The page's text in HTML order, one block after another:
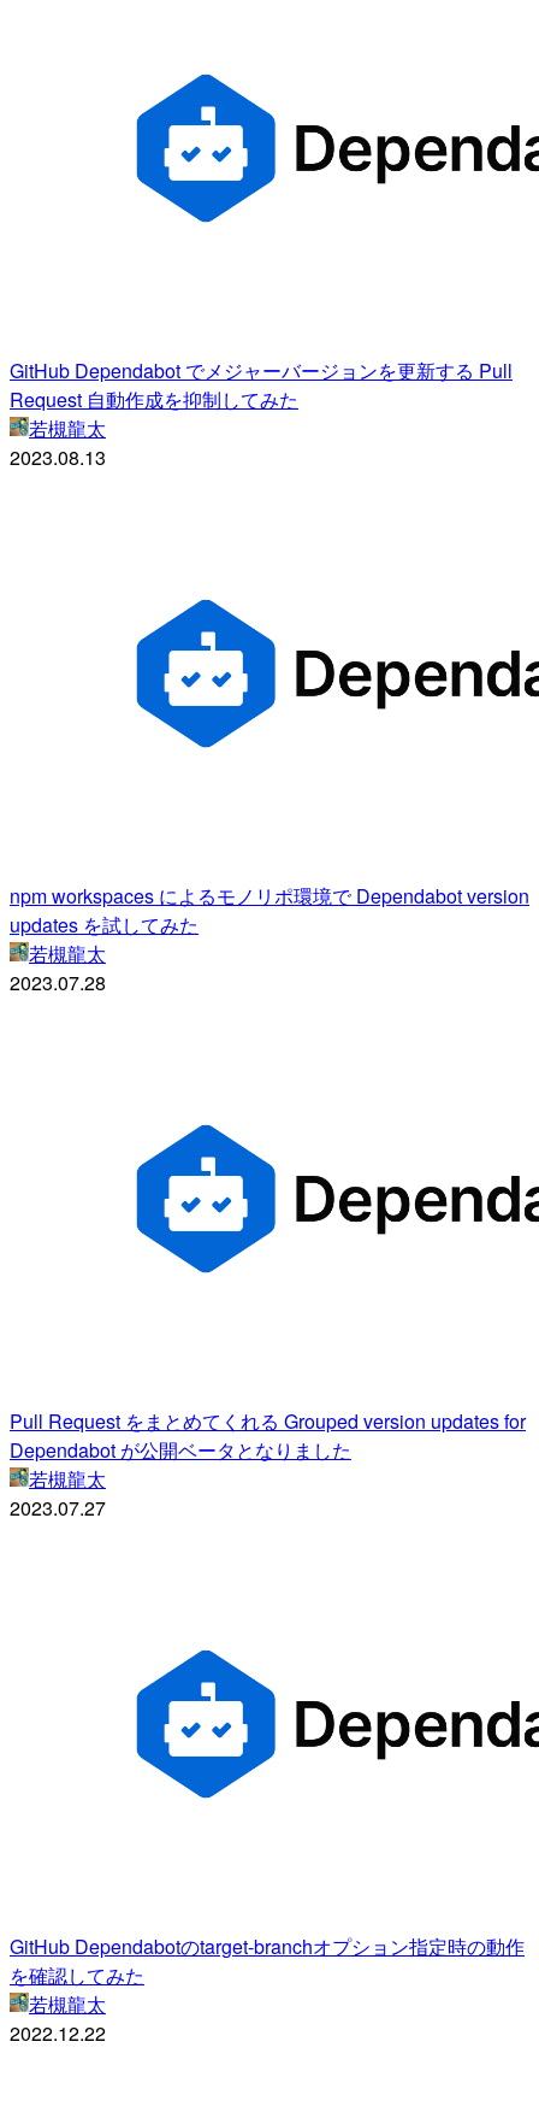
GitHub Dependabot でメジャーバージョンを更新する Pull
Request 自動作成を抑制してみた
若槻龍太
2023.08.13
npm workspaces によるモノリポ環境で Dependabot version
updates を試してみた
若槻龍太
2023.07.28
Pull Request をまとめてくれる Grouped version updates for
Dependabot が公開ベータとなりました
若槻龍太
2023.07.27
GitHub Dependabotのtarget-branchオプション指定時の動作
を確認してみた
若槻龍太
2022.12.22